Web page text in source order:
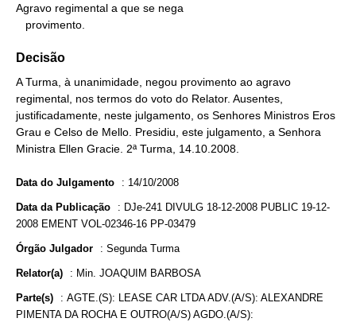
Agravo regimental a que se nega
   provimento.
Decisão
A Turma, à unanimidade, negou provimento ao agravo
regimental, nos termos do voto do Relator. Ausentes,
justificadamente, neste julgamento, os Senhores Ministros Eros
Grau e Celso de Mello. Presidiu, este julgamento, a Senhora
Ministra Ellen Gracie. 2ª Turma, 14.10.2008.
Data do Julgamento : 14/10/2008
Data da Publicação : DJe-241 DIVULG 18-12-2008 PUBLIC 19-12-
2008 EMENT VOL-02346-16 PP-03479
Órgão Julgador : Segunda Turma
Relator(a) : Min. JOAQUIM BARBOSA
Parte(s) : AGTE.(S): LEASE CAR LTDA ADV.(A/S): ALEXANDRE
PIMENTA DA ROCHA E OUTRO(A/S) AGDO.(A/S):